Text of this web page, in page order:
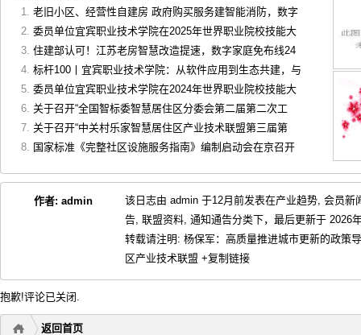
老旧小区、经营性自建房 政府购买服务建智能消防，数字
委员单位宜宾职业技术学院在2025年世界职业院校技能大
住建部认可！江苏老房智慧改造提速，数字家庭免布线24
标杆100丨宜宾职业技术学院：从软件应用到生态共建，与
委员单位宜宾职业技术学院在2024年世界职业院校技能大
关于召开“全国智标委智慧居住区分委会第二届第二次工
关于召开“中关村乐家智慧居住区产业技术联盟第三届第
国家标准《完整社区设施服务指南》编制启动会在京召开
作者: admin 该日志由 admin 于12月前发表在产业趋势, 会员新
告, 联盟资料, 通知通告分类下，最后更新于 2026
转载请注明: 杨保军：高质量推进城市更新的政策
区产业技术联盟 +复制链接
抱歉!评论已关闭.
返回首页